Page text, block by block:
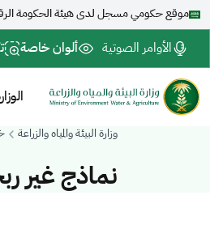
موقع حكومي مسجل لدى هيئة الحكومة
الأوامر الصوتية ألوان خاصة
وزارة البيئة والمياه والزراعة
نماذج غير